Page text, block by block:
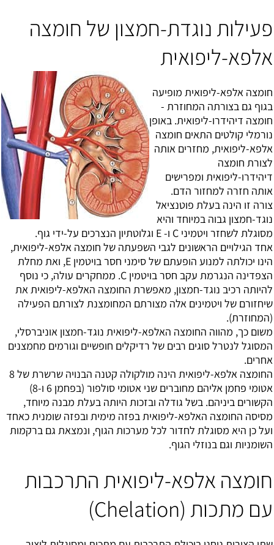
פעילות נוגדת-חמצון של חומצה
אלפא-ליפואית
חומצה אלפא-ליפואית מופיעה
בגוף גם בצורתה המחוזרת -
חומצה דיהידרו-ליפואית. באופן
נורמלי קולטים התאים חומצה
אלפא-ליפואית, מחזרים אותה
לצורת חומצה
דיהידרו-ליפואית ומפרישים
אותה חזרה למחזור הדם.
צורה זו הינה בעלת פוטנציאל
נוגד-חמצון גבוה במיוחד והיא
מסוגלת לשחזר ויטמיני C ו- E וגלוטתיון הנצרכים על-ידי גוף.
אחד הגילויים הראשונים לגבי השפעתה של חומצה אלפא-ליפואית,
הינו יכולתה למנוע הופעתם של סימני חסר בויטמין E
, ואת מחלת
הצפדינה הנגרמת עקב חסר בויטמין C. ממחקרים עולה, כי נוסף
להיותה רכיב נוגד-חמצון, מאפשרת החומצה האלפא-ליפואית את
שיחזורם של ויטמינים אלה מצורתם המחומצנת לצורתם הפעילה
(המחוזרת).
משום כך, מהווה החומצה האלפא-ליפואית נוגד-חמצון אוניברסלי,
המסוגל לנטרל סוגים רבים של רדיקלים חופשיים וגורמים מחמצנים
אחרים.
החומצה אלפא-ליפואית הינה מולקולה קטנה הבנויה שרשרת של 8
אטומי פחמן אליהם מחוברים שני אטומי סולפור (בפחמן 6 ו-8)
הקשורים ביניהם. בשל גודלה ובזכות היותה בעלת מבנה מיוחד,
מסיסה החומצה האלפא-ליפואית בפזה מימית ובפזה שומנית כאחד
ועל כן היא מסוגלת לחדור לכל מערכות הגוף, ונמצאת גם ברקמות
השומניות וגם בנוזלי הגוף.
חומצה אלפא-ליפואית התרכבות
עם מתכות (Chelation)